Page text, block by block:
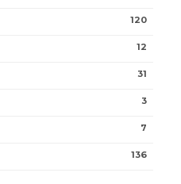
120
12
31
3
7
136